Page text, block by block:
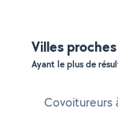
Villes proches
Ayant le plus de
Covoitureurs